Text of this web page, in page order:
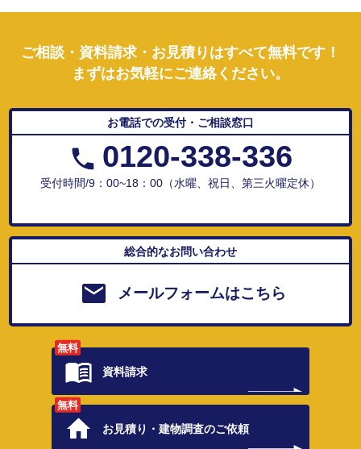
ご相談・資料請求・お見積りはすべて無料です！
まずはお気軽にご連絡ください。
お電話での受付・ご相談窓口
0120-338-336
受付時間/9：00~18：00（水曜、祝日、第三火曜定休）
総合的なお問い合わせ
メールフォームはこちら
無料
資料請求
無料
お見積り・建物調査のご依頼